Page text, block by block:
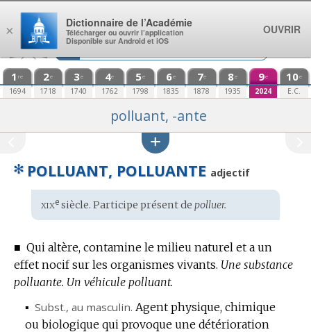
Aller au contenu
1 re
1694
2e
1718
3e
1740
4e
1762
5e
1798
6e
1835
7e
1878
8e
1935
9e
2024
10e
E.C.
polluant, -ante
✻ POLLUANT, POLLUANTE adjectif
Étymologie
:
xixesiècle. Participe présent de polluer.
■ Qui altère, contamine le milieu naturel et a un
effet nocif sur les organismes vivants. Une substance
polluante. Un véhicule polluant.
▪ Subst., au masculin. Agent physique, chimique
ou biologique qui provoque une détérioration
×
Dictionnaire de l’Académie
Télécharger ou ouvrir l’application
Disponible sur Android et iOS
OUVRIR